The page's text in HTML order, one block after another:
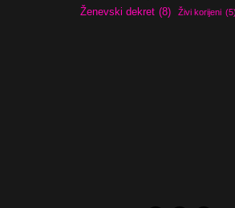
Ženevski dekret (8) Živi korijeni (5)